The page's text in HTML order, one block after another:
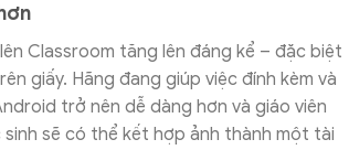
Classroom tăng lên đáng kể – đặc biệt
giấy. Hãng đang giúp việc đính kèm và
trở nên dễ dàng hơn và giáo viên
sẽ có thể kết hợp ảnh thành một tài